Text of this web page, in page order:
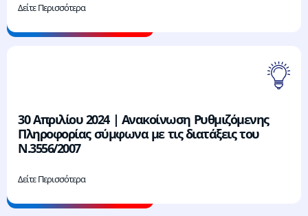
Δείτε Περισσότερα
30 Απριλίου 2024 | Ανακοίνωση Ρυθμιζόμενης
Πληροφορίας σύμφωνα με τις διατάξεις του
Ν.3556/2007
Δείτε Περισσότερα